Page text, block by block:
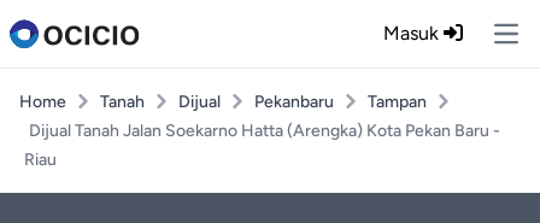
Masuk
Home Tanah Dijual Pekanbaru
Tampan
Dijual Tanah Jalan Soekarno Hatta (Arengka) Kota Pekan Baru -
Riau